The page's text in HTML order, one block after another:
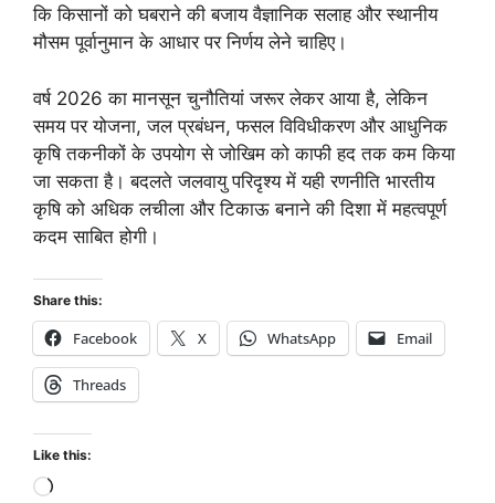
कि किसानों को घबराने की बजाय वैज्ञानिक सलाह और स्थानीय
मौसम पूर्वानुमान के आधार पर निर्णय लेने चाहिए।
वर्ष 2026 का मानसून चुनौतियां जरूर लेकर आया है, लेकिन
समय पर योजना, जल प्रबंधन, फसल विविधीकरण और आधुनिक
कृषि तकनीकों के उपयोग से जोखिम को काफी हद तक कम किया
जा सकता है। बदलते जलवायु परिदृश्य में यही रणनीति भारतीय
कृषि को अधिक लचीला और टिकाऊ बनाने की दिशा में महत्वपूर्ण
कदम साबित होगी।
Share this:
Facebook X WhatsApp Email
Threads
Like this: